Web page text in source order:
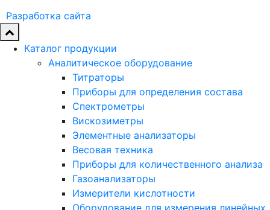
Разработка сайта
Каталог продукции
Аналитическое оборудование
Титраторы
Приборы для определения состава
Спектрометры
Вискозиметры
Элементные анализаторы
Весовая техника
Приборы для количественного анализа
Газоанализаторы
Измерители кислотности
Оборудование для измерения линейных